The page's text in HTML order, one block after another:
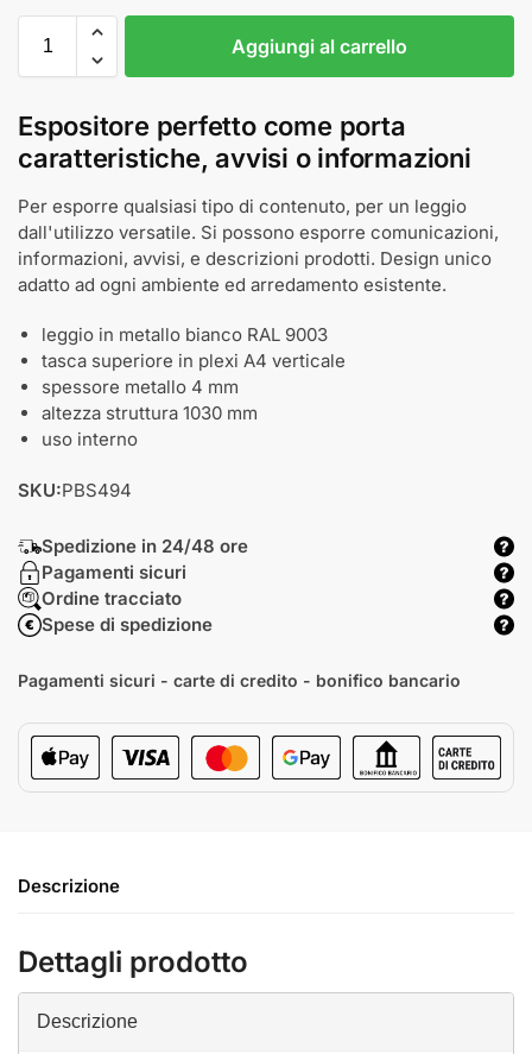
Aggiungi al carrello
Espositore perfetto come porta
caratteristiche, avvisi o informazioni
Per esporre qualsiasi tipo di contenuto, per un leggio
dall'utilizzo versatile. Si possono esporre comunicazioni,
informazioni, avvisi, e descrizioni prodotti. Design unico
adatto ad ogni ambiente ed arredamento esistente.
leggio in metallo bianco RAL 9003
tasca superiore in plexi A4 verticale
spessore metallo 4 mm
altezza struttura 1030 mm
uso interno
SKU:PBS494
Spedizione in 24/48 ore
Pagamenti sicuri
Ordine tracciato
Spese di spedizione
Pagamenti sicuri - carte di credito - bonifico bancario
Descrizione
Dettagli prodotto
Descrizione